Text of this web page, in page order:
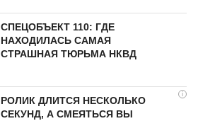
СПЕЦОБЪЕКТ 110: ГДЕ
НАХОДИЛАСЬ САМАЯ
СТРАШНАЯ ТЮРЬМА НКВД
i
РОЛИК ДЛИТСЯ НЕСКОЛЬКО
СЕКУНД, А СМЕЯТЬСЯ ВЫ